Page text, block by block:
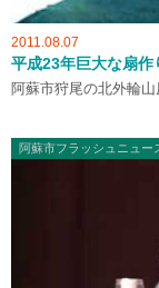
2011.08.07
平成23年巨大な扇作
阿蘇市狩尾の北外輪
阿蘇市フラッシュニュー